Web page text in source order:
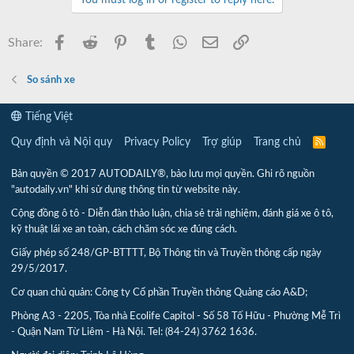
Share: Facebook
Reddit PinterestTumblr WhatsApp
Email
So sánh xe
Tiếng Việt
Quy định và Nội quy Privacy Policy Trợ giúp Trang chủ
R
Bản quyền © 2017 AUTODAILY®, bảo lưu mọi quyền. Ghi rõ nguồn
"autodaily.vn" khi sử dụng thông tin từ website này.
Cộng đồng ô tô - Diễn đàn thảo luận, chia sẻ trải nghiệm, đánh giá xe ô tô,
kỹ thuật lái xe an toàn, cách chăm sóc xe đúng cách.
Giấy phép số 248/GP-BTTTT, Bộ Thông tin và Truyền thông cấp ngày
29/5/2017.
Cơ quan chủ quản: Công ty Cổ phần Truyền thông Quảng cáo A&D;
Phòng A3 - 2205, Tòa nhà Ecolife Capitol - Số 58 Tố Hữu - Phường Mễ Trì
- Quận Nam Từ Liêm - Hà Nội. Tel: (84-24) 3762 1636.